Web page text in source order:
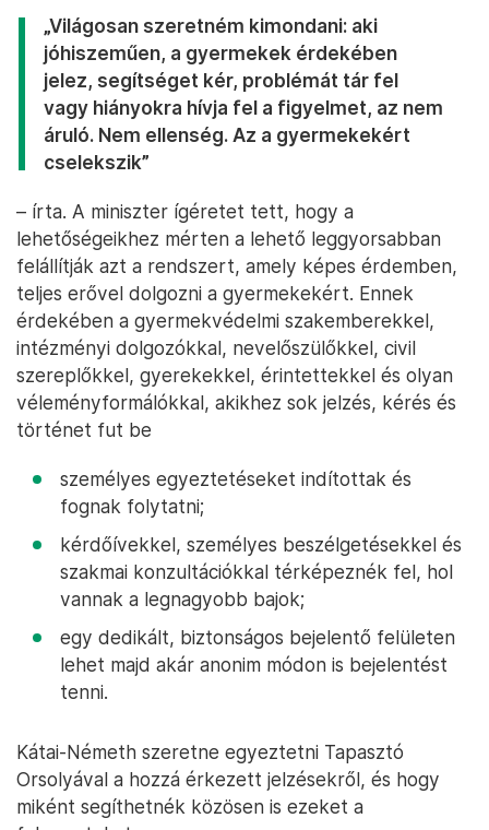
„Világosan szeretném kimondani: aki
jóhiszeműen, a gyermekek érdekében
jelez, segítséget kér, problémát tár fel
vagy hiányokra hívja fel a figyelmet, az nem
áruló. Nem ellenség. Az a gyermekekért
cselekszik”
– írta. A miniszter ígéretet tett, hogy a
lehetőségeikhez mérten a lehető leggyorsabban
felállítják azt a rendszert, amely képes érdemben,
teljes erővel dolgozni a gyermekekért. Ennek
érdekében a gyermekvédelmi szakemberekkel,
intézményi dolgozókkal, nevelőszülőkkel, civil
szereplőkkel, gyerekekkel, érintettekkel és olyan
véleményformálókkal, akikhez sok jelzés, kérés és
történet fut be
személyes egyeztetéseket indítottak és
fognak folytatni;
kérdőívekkel, személyes beszélgetésekkel és
szakmai konzultációkkal térképeznék fel, hol
vannak a legnagyobb bajok;
egy dedikált, biztonságos bejelentő felületen
lehet majd akár anonim módon is bejelentést
tenni.
Kátai-Németh szeretne egyeztetni Tapasztó
Orsolyával a hozzá érkezett jelzésekről, és hogy
miként segíthetnék közösen is ezeket a